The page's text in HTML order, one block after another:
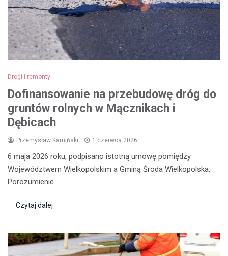
Drogi i remonty
Dofinansowanie na przebudowę dróg do
gruntów rolnych w Mącznikach i
Dębicach
Przemysław Kamiński 1 czerwca 2026
6 maja 2026 roku, podpisano istotną umowę pomiędzy
Województwem Wielkopolskim a Gminą Środa Wielkopolska.
Porozumienie…
Czytaj dalej